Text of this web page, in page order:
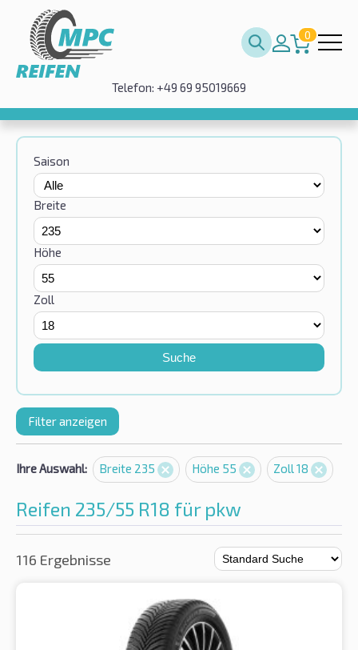
0
Telefon: +49 69 95019669
Saison
Breite
Höhe
Zoll
Suche
Filter anzeigen
Ihre Auswahl: Breite 235 Höhe 55 Zoll 18
Reifen 235/55 R18 für pkw
116 Ergebnisse